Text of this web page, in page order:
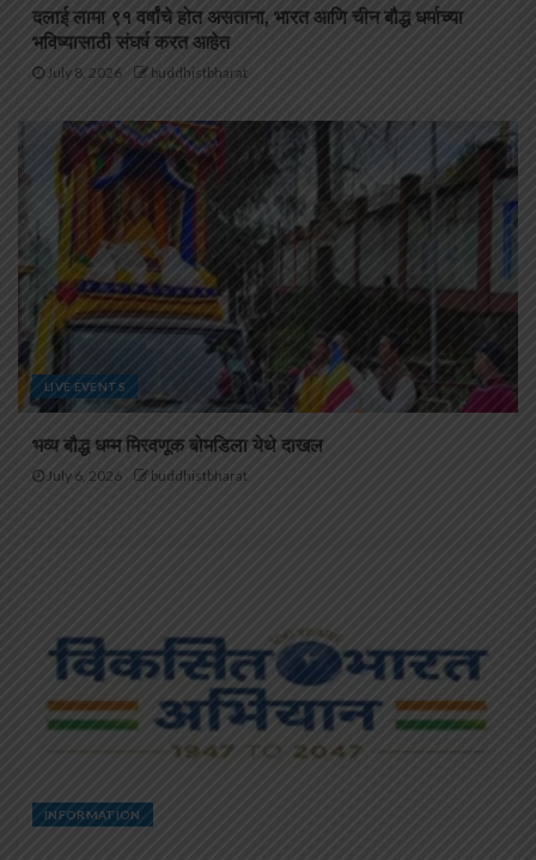
दलाई लामा ९१ वर्षांचे होत असताना, भारत आणि चीन बौद्ध धर्माच्या
भविष्यासाठी संघर्ष करत आहेत
July 8, 2026 buddhistbharat
LIVE EVENTS
भव्य बौद्ध धम्म मिरवणूक बोमडिला येथे दाखल
July 6, 2026 buddhistbharat
INFORMATION